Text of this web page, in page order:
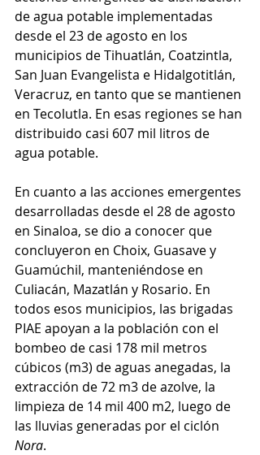
de agua potable implementadas
desde el 23 de agosto en los
municipios de Tihuatlán, Coatzintla,
San Juan Evangelista e Hidalgotitlán,
Veracruz, en tanto que se mantienen
en Tecolutla. En esas regiones se han
distribuido casi 607 mil litros de
agua potable.
En cuanto a las acciones emergentes
desarrolladas desde el 28 de agosto
en Sinaloa, se dio a conocer que
concluyeron en Choix, Guasave y
Guamúchil, manteniéndose en
Culiacán, Mazatlán y Rosario. En
todos esos municipios, las brigadas
PIAE apoyan a la población con el
bombeo de casi 178 mil metros
cúbicos (m3) de aguas anegadas, la
extracción de 72 m3 de azolve, la
limpieza de 14 mil 400 m2, luego de
las lluvias generadas por el ciclón
Nora.